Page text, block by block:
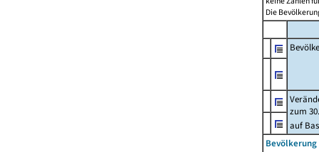
Die
zum
auf
Bevölkerung